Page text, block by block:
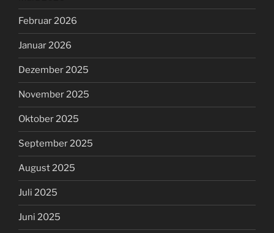
Februar 2026
Januar 2026
Dezember 2025
November 2025
Oktober 2025
September 2025
August 2025
Juli 2025
Juni 2025